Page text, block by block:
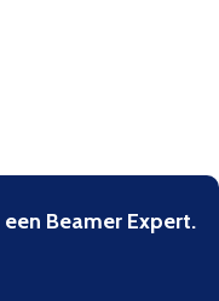
Beamer Expert.